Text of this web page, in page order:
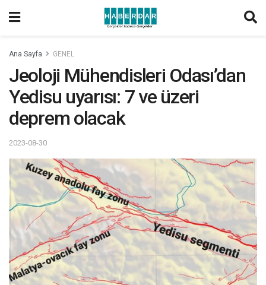
Ana Sayfa GENEL
Jeoloji Mühendisleri Odası’dan
Yedisu uyarısı: 7 ve üzeri
deprem olacak
2023-08-30